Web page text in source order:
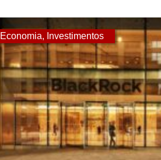
Economia, Investimentos